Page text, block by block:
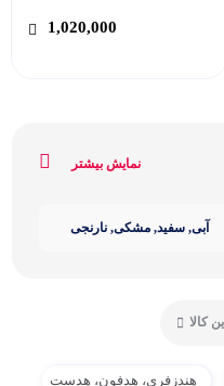
1,020,000
نمایش بیشتر
آبی, سفید, مشکی, نارنجی
کالا
هندزفری، هدفون، هدست